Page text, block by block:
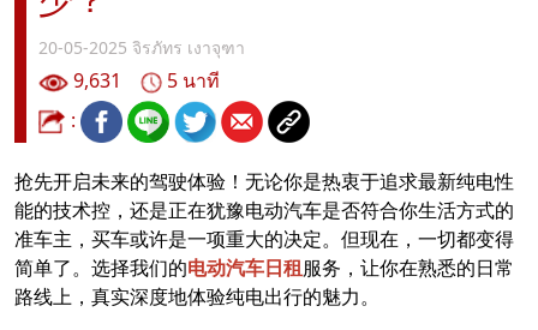
20-05-2025 จิรภัทร เงาจุฑา
9,631
5 นาที
:
抢先开启未来的驾驶体验！无论你是热衷于追求最新纯电性
能的技术控，还是正在犹豫电动汽车是否符合你生活方式的
准车主，买车或许是一项重大的决定。但现在，一切都变得
简单了。选择我们的电动汽车日租服务，让你在熟悉的日常
路线上，真实深度地体验纯电出行的魅力。